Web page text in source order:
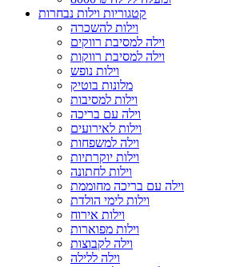
קטגוריות וילות נבחרות
וילות להשכרה
וילה למסיבת רווקים
וילה למסיבת רווקות
וילות נופש
מלונות בוטיק
וילות למסיבות
וילה עם בריכה
וילות לאירועים
וילה למשפחות
וילות יוקרתיות
וילות לחתונה
וילה עם בריכה מחוממת
וילות לימי הולדת
וילות אירוח
וילות מפוארות
וילה לקבוצות
וילה ללילה